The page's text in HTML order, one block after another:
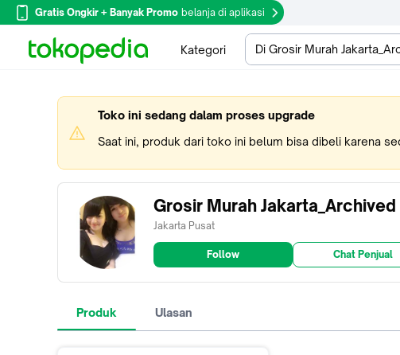
Gratis Ongkir + Banyak Promo belanja di aplikasi
Kategori Di Grosir Murah
Toko ini sedang dalam proses upgrade
Saat ini, produk dari toko ini belum bisa dibeli karena
Grosir Murah Jakarta_Archived
Jakarta Pusat
Follow Chat Penjual
Produk Ulasan